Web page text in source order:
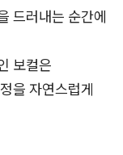
드러내는 순간에
보컬은
을 자연스럽게